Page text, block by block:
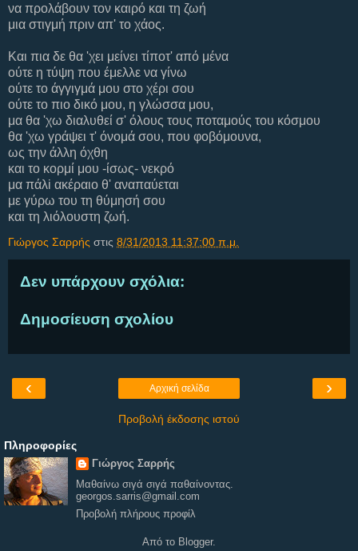
να προλάβουν τον καιρό και τη ζωή
μια στιγμή πριν απ' το χάος.
Και πια δε θα 'χει μείνει τίποτ' από μένα
ούτε η τύψη που έμελλε να γίνω
ούτε το άγγιγμά μου στο χέρι σου
ούτε το πιο δικό μου, η γλώσσα μου,
μα θα 'χω διαλυθεί σ' όλους τους ποταμούς του κόσμου
θα 'χω γράψει τ' όνομά σου, που φοβόμουνα,
ως την άλλη όχθη
και το κορμί μου -ίσως- νεκρό
μα πάλi ακέραιο θ' αναπαύεται
με γύρω του τη θύμησή σου
και τη λιόλουστη ζωή.
Γιώργος Σαρρής στις 8/31/2013 11:37:00 π.μ.
Δεν υπάρχουν σχόλια:
Δημοσίευση σχολίου
‹ ›
Αρχική σελίδα
Προβολή έκδοσης ιστού
Πληροφορίες
Γιώργος Σαρρής
Μαθαίνω σιγά σιγά παθαίνοντας.
georgos.sarris@gmail.com
Προβολή πλήρους προφίλ
Από το Blogger.